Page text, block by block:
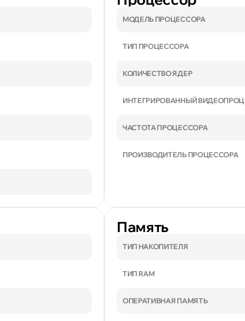
МОДЕЛЬ ПРОЦЕССОРА
ТИП ПРОЦЕССОРА
КОЛИЧЕСТВО ЯДЕР
ИНТЕГРИРОВАННЫЙ
ЧАСТОТА ПРОЦЕССОРА
ПРОИЗВОДИТЕЛЬ ПРОЦЕССОРА
Память
ТИП НАКОПИТЕЛЯ
ТИП RAM
ОПЕРАТИВНАЯ ПАМЯТЬ